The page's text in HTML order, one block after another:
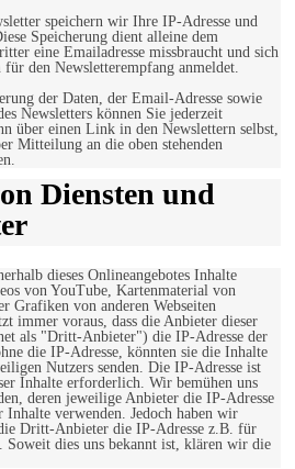
speichern wir Ihre IP-Adresse und
Speicherung dient alleine dem
eine Emailadresse missbraucht und sich
für den Newsletterempfang anmeldet.
der Daten, der Email-Adresse sowie
Newsletters können Sie jederzeit
über einen Link in den Newslettern selbst,
Mitteilung an die oben stehenden
Diensten und
dieses Onlineangebotes Inhalte
von YouTube, Kartenmaterial von
Grafiken von anderen Webseiten
immer voraus, dass die Anbieter dieser
als "Dritt-Anbieter") die IP-Adresse der
die IP-Adresse, könnten sie die Inhalte
Nutzers senden. Die IP-Adresse ist
Inhalte erforderlich. Wir bemühen uns
deren jeweilige Anbieter die IP-Adresse
verwenden. Jedoch haben wir
Dritt-Anbieter die IP-Adresse z.B. für
Soweit dies uns bekannt ist, klären wir die